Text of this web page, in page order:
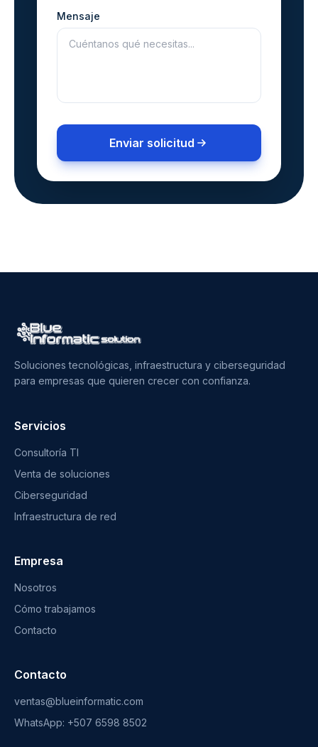
Mensaje
Enviar solicitud
Soluciones tecnológicas, infraestructura y ciberseguridad
para empresas que quieren crecer con confianza.
Servicios
Consultoría TI
Venta de soluciones
Ciberseguridad
Infraestructura de red
Empresa
Nosotros
Cómo trabajamos
Contacto
Contacto
ventas@blueinformatic.com
WhatsApp: +507 6598 8502